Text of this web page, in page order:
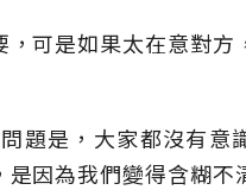
可是如果太在意對方
題是，大家都沒有意
因為我們變得含糊不